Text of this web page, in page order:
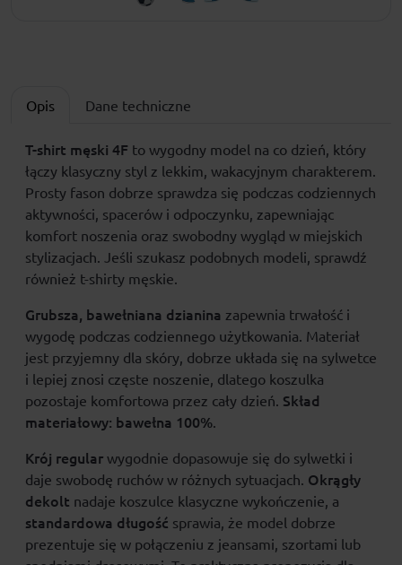
Opis Dane techniczne
T-shirt męski 4F to wygodny model na co dzień, który
łączy klasyczny styl z lekkim, wakacyjnym charakterem.
Prosty fason dobrze sprawdza się podczas codziennych
aktywności, spacerów i odpoczynku, zapewniając
komfort noszenia oraz swobodny wygląd w miejskich
stylizacjach. Jeśli szukasz podobnych modeli, sprawdź
również t-shirty męskie.
Grubsza, bawełniana dzianina zapewnia trwałość i
wygodę podczas codziennego użytkowania. Materiał
jest przyjemny dla skóry, dobrze układa się na sylwetce
i lepiej znosi częste noszenie, dlatego koszulka
pozostaje komfortowa przez cały dzień. Skład
materiałowy: bawełna 100%.
Krój regular wygodnie dopasowuje się do sylwetki i
daje swobodę ruchów w różnych sytuacjach. Okrągły
dekolt nadaje koszulce klasyczne wykończenie, a
standardowa długość sprawia, że model dobrze
prezentuje się w połączeniu z jeansami, szortami lub